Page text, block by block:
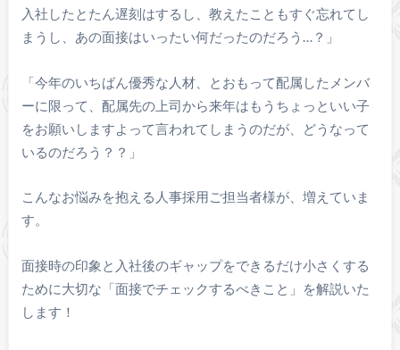
入社したとたん遅刻はするし、教えたこともすぐ忘れてし
まうし、あの面接はいったい何だったのだろう…？」
「今年のいちばん優秀な人材、とおもって配属したメンバ
ーに限って、配属先の上司から来年はもうちょっといい子
をお願いしますよって言われてしまうのだが、どうなって
いるのだろう？？」
こんなお悩みを抱える人事採用ご担当者様が、増えていま
す。
面接時の印象と入社後のギャップをできるだけ小さくする
ために大切な「面接でチェックするべきこと」を解説いた
します！